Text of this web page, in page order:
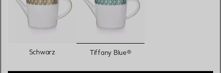
Schwarz ausgewählt
Tiffany Blue®